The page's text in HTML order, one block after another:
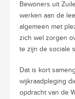
Bewoners uit
werken aan de
algemeen met
zich wel zorgen
te zijn de sociale
Dat is kort
wijkraadpleging
opdracht van de